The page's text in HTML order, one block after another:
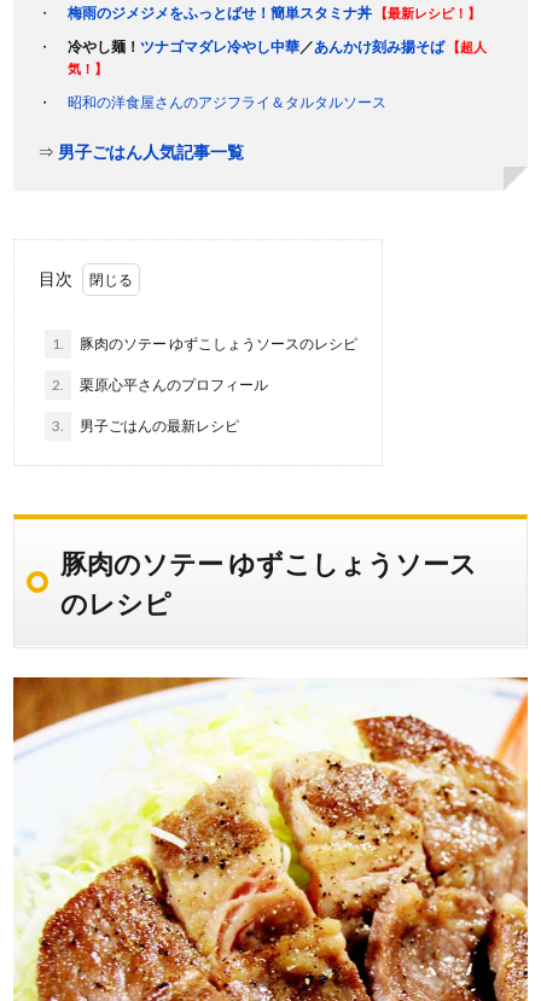
梅雨のジメジメをふっとばせ！簡単スタミナ丼 【最新レシピ！】
冷やし麺！ツナゴマダレ冷やし中華／あんかけ刻み揚そば
【超人
気！】
昭和の洋食屋さんのアジフライ＆タルタルソース
⇒ 男子ごはん人気記事一覧
目次
1. 豚肉のソテー ゆずこしょうソースのレシピ
2. 栗原心平さんのプロフィール
3. 男子ごはんの最新レシピ
豚肉のソテー ゆずこしょうソース
のレシピ